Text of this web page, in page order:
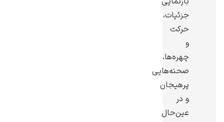
جزئیات،
حرکت
و
چهره‌ها،
صحنه‌هایی
پرهیجان
و در
عین‌حال